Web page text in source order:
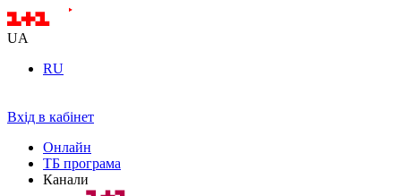
UA
RU
Вхід в кабінет
Онлайн
ТБ програма
Канали